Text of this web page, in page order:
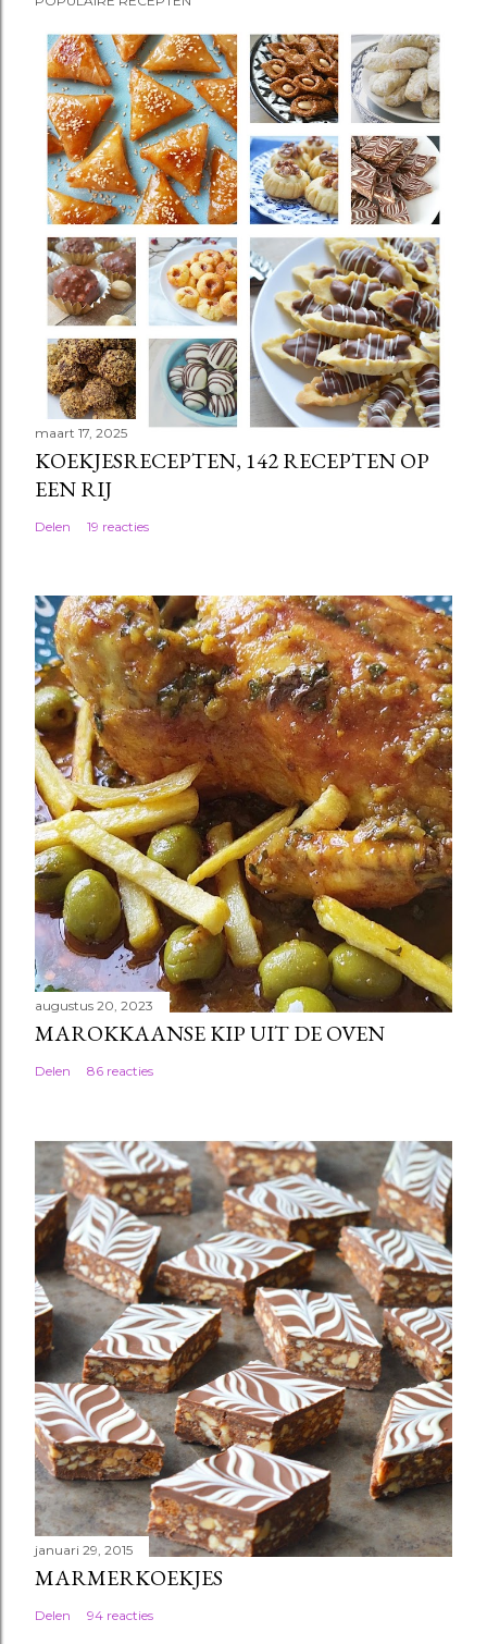
maart 17, 2025
KOEKJESRECEPTEN, 142 RECEPTEN OP
EEN RIJ
Delen 19 reacties
augustus 20, 2023
MAROKKAANSE KIP UIT DE OVEN
Delen 86 reacties
januari 29, 2015
MARMERKOEKJES
Delen 94 reacties